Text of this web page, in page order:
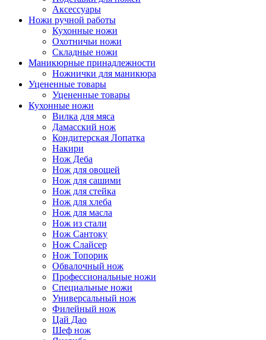
Аксессуары
Ножи ручной работы
Кухонные ножи
Охотничьи ножи
Складные ножи
Маникюрные принадлежности
Ножнички для маникюра
Уцененные товары
Уцененные товары
Кухонные ножи
Вилка для мяса
Дамасский нож
Кондитерская Лопатка
Накири
Нож Деба
Нож для овощей
Нож для сашими
Нож для стейка
Нож для хлеба
Нож для масла
Нож из стали
Нож Сантоку
Нож Слайсер
Нож Топорик
Обвалочный нож
Профессиональные ножи
Специальные ножи
Универсальный нож
Филейный нож
Цай Дао
Шеф нож